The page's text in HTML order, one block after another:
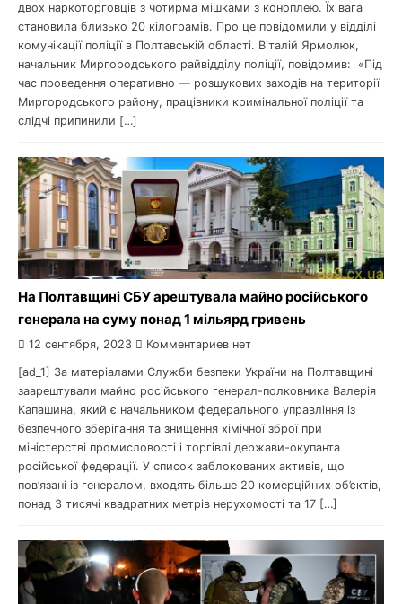
двох наркоторговців з чотирма мішками з коноплею. Їх вага
становила близько 20 кілограмів. Про це повідомили у відділі
комунікації поліції в Полтавській області. Віталій Ярмолюк,
начальник Миргородського райвідділу поліції, повідомив: «Під
час проведення оперативно — розшукових заходів на території
Миргородського району, працівники кримінальної поліції та
слідчі припинили […]
На Полтавщині СБУ арештувала майно російського
генерала на суму понад 1 мільярд гривень
12 сентября, 2023 Комментариев нет
[ad_1] За матеріалами Служби безпеки України на Полтавщині
заарештували майно російського генерал-полковника Валерія
Капашина, який є начальником федерального управління із
безпечного зберігання та знищення хімічної зброї при
міністерстві промисловості і торгівлі держави-окупанта
російської федерації. У список заблокованих активів, що
пов’язані із генералом, входять більше 20 комерційних об’єктів,
понад 3 тисячі квадратних метрів нерухомості та 17 […]